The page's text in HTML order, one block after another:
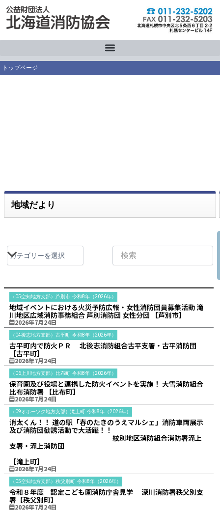
容
を
ス
ッ
プ
トップページ
地域だより
（05空知地方支部）芦別市 令和8年（2026年）
地域イベントにおける火災予防広報・女性消防団員募集活動 滝
川地区広域消防事務組合 芦別消防団 女性分団 【芦別市】
2026年7月24日
（04後志地方支部）古平町 令和8年（2026年）
古平町内で防火ＰＲ 北後志消防組合古平支署・古平消防団
【古平町】
2026年7月24日
（06上川地方支部）比布町 令和8年（2026年）
保育園及び役場と連携した防火イベントを実施！ 大雪消防組合
比布消防署 【比布町】
2026年7月24日
（09オホーツク地方支部）滝上町 令和8年（2026年）
消太くん！！ 道の駅「春のたきのうえマルシェ」消防車両展示
及び消防団勧誘活動で大活躍！！
紋別地区消防組合消防署滝上
支署・滝上消防団
【滝上町】
2026年7月24日
（05空知地方支部）秩父別町 令和8年（2026年）
令和８年度 認定こども園消防庁舎見学 深川消防署秩父別支
署【秩父別町】
2026年7月24日